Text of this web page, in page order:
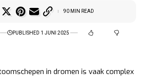
PUBLISHED 1 JUNI 2025
90 MIN READ
in dromen is vaak complex